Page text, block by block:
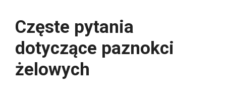
Częste pytania
dotyczące paznokci
żelowych